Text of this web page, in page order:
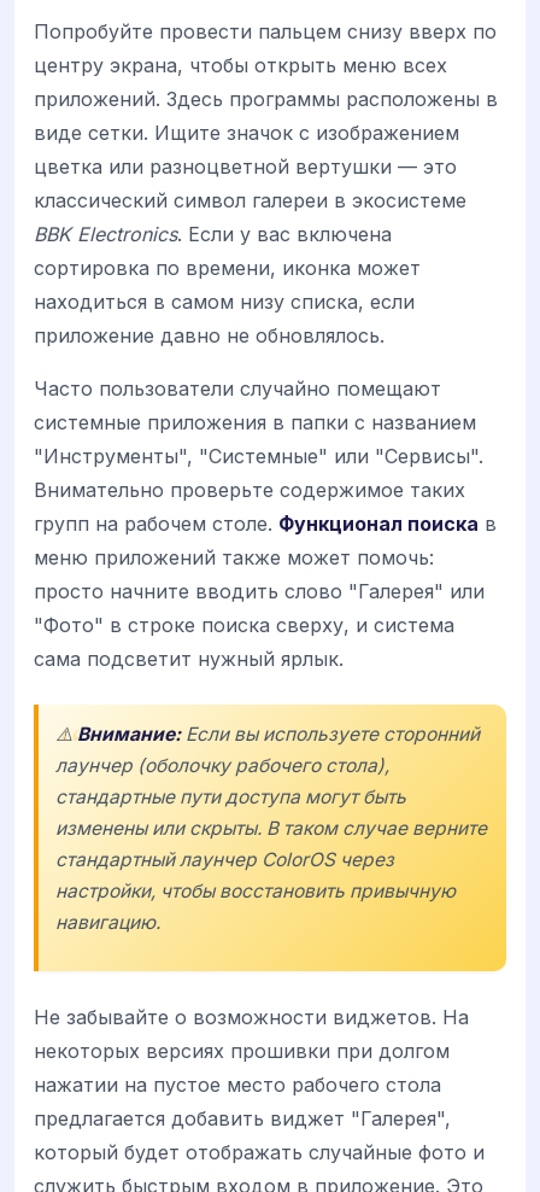
Попробуйте провести пальцем снизу вверх по
центру экрана, чтобы открыть меню всех
приложений. Здесь программы расположены в
виде сетки. Ищите значок с изображением
цветка или разноцветной вертушки — это
классический символ галереи в экосистеме
BBK Electronics. Если у вас включена
сортировка по времени, иконка может
находиться в самом низу списка, если
приложение давно не обновлялось.
Часто пользователи случайно помещают
системные приложения в папки с названием
"Инструменты", "Системные" или "Сервисы".
Внимательно проверьте содержимое таких
групп на рабочем столе. Функционал поиска в
меню приложений также может помочь:
просто начните вводить слово "Галерея" или
"Фото" в строке поиска сверху, и система
сама подсветит нужный ярлык.
⚠️Внимание:Если вы используете сторонний
лаунчер (оболочку рабочего стола),
стандартные пути доступа могут быть
изменены или скрыты. В таком случае верните
стандартный лаунчер ColorOSчерез
настройки, чтобы восстановить привычную
навигацию.
Не забывайте о возможности виджетов. На
некоторых версиях прошивки при долгом
нажатии на пустое место рабочего стола
предлагается добавить виджет "Галерея",
который будет отображать случайные фото и
служить быстрым входом в приложение. Это